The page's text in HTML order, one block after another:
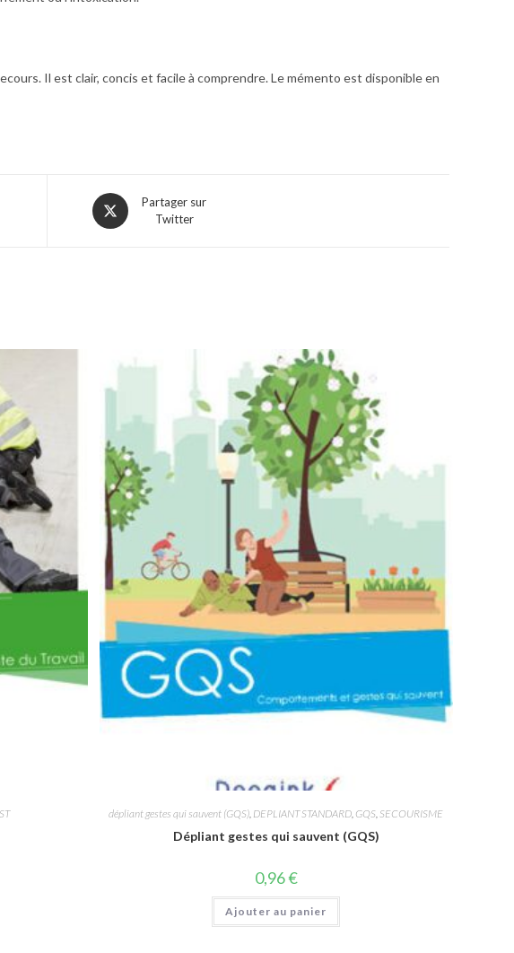
Il est clair, concis et facile à comprendre. Le mémento est disponible en
Opens
in
Partager sur
Twitter
dépliant gestes qui sauvent (GQS) DEPLIANT STANDARD GQS SECOURISME
Dépliant gestes qui sauvent (GQS)
0,96€
Ajouter au panier